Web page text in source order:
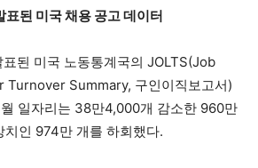
표된 미국 채용 공고 데이터
된 미국 노동통계국의 JOLTS(Job
Turnover Summary, 구인이직보고서)
일자리는 38만4,000개 감소한 960만
치인 974만 개를 하회했다.